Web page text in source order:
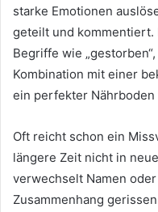
starke Emotionen
geteilt und
Begriffe wie „gestorben“,
Kombination mit einer
ein perfekter Nährboden
Oft reicht schon ein
längere Zeit nicht in
verwechselt Namen
Zusammenhang